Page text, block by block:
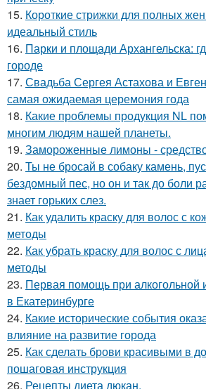
15. Короткие стрижки для полных
идеальный стиль
16. Парки и площади Архангельска:
городе
17. Свадьба Сергея Астахова и
самая ожидаемая церемония года
18. Какие проблемы продукция NL
многим людям нашей планеты.
19. Замороженные лимоны -
20. Ты не бросай в собаку камень,
бездомный пес, но он и так до боли
знает горьких слез.
21. Как удалить краску для волос с
методы
22. Как убрать краску для волос с
методы
23. Первая помощь при алкогольной
в Екатеринбурге
24. Какие исторические события
влияние на развитие города
25. Как сделать брови красивыми в
пошаговая инструкция
26. Рецепты диета дюкан.